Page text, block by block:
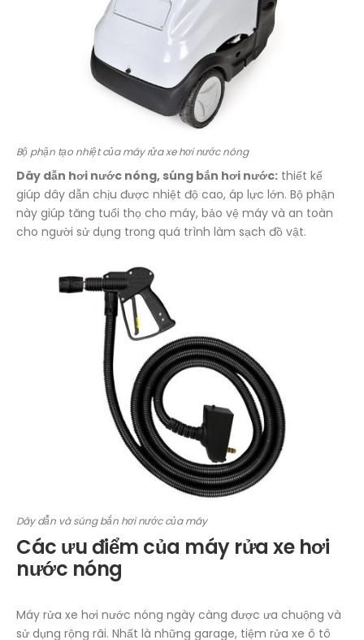
Bộ phận tạo nhiệt của máy rửa xe hơi nước nóng
Dây dẫn hơi nước nóng, súng bắn hơi nước: thiết kế
giúp dây dẫn chịu được nhiệt độ cao, áp lực lớn. Bộ phận
này giúp tăng tuổi thọ cho máy, bảo vệ máy và an toàn
cho người sử dụng trong quá trình làm sạch đồ vật.
Dây dẫn và súng bắn hơi nước của máy
Các ưu điểm của máy rửa xe hơi
nước nóng
Máy rửa xe hơi nước nóng ngày càng được ưa chuộng và
sử dụng rộng rãi. Nhất là những garage, tiệm rửa xe ô tô